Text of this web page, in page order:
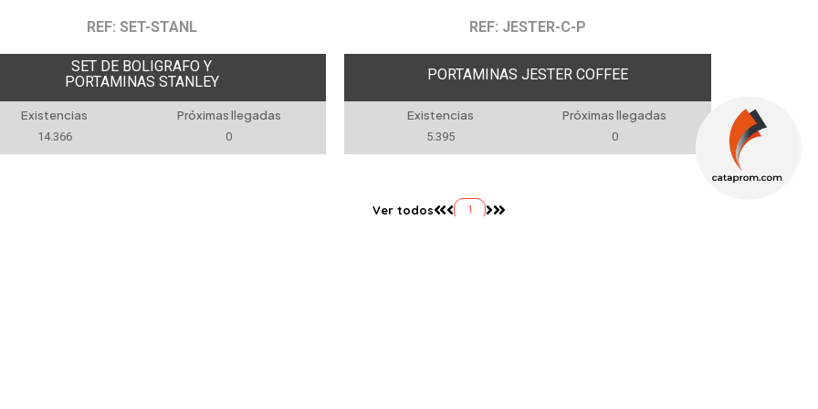
REF: SET-STANL
SET DE BOLIGRAFO Y
PORTAMINAS STANLEY
Existencias
14.366
Próximas llegadas
0
REF: JESTER-C-P
PORTAMINAS JESTER COFFEE
Existencias
5.395
Próximas llegadas
0
Ver todos 1